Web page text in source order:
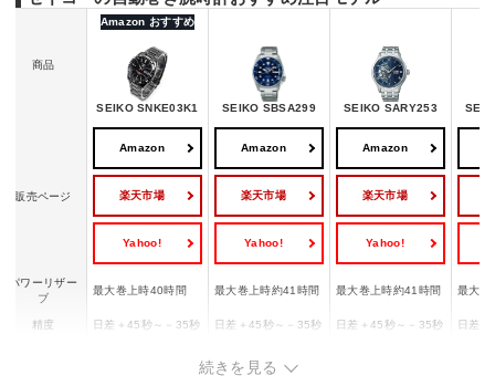
商品
Amazon おすすめ
SEIKO SNKE03K1 SEIKO SBSA299 SEIKO SARY253
販売ページ
Amazon
楽天市場
Yahoo!
Amazon
楽天市場
Yahoo!
Amazon
楽天市場
Yahoo!
パワーリザー
ブ
最大巻上時40時間 最大巻上時約41時間 最大巻上時約41時間 最大巻
精度 日差＋45秒～－35秒 日差＋45秒～－35秒 日差＋45秒～－35秒 日差
ステンレス
続きを見る